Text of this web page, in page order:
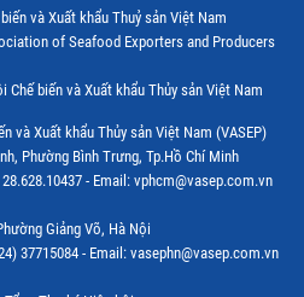
và Xuất khẩu Thuỷ sản Việt Nam
of Seafood Exporters and Producers
biến và Xuất khẩu Thủy sản Việt Nam
và Xuất khẩu Thủy sản Việt Nam (VASEP)
Phường Bình Trưng, Tp.Hồ Chí Minh
- Email: vphcm@vasep.com.vn
Giảng Võ, Hà Nội
37715084 - Email: vasephn@vasep.com.vn